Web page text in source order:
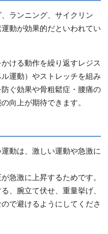
ランニング、サイクリン
動が効果的だといわれてい
ける動作を繰り返すレジス
運動）やストレッチを組み
ぐ効果や骨粗鬆症・腰痛の
向上が期待できます。
動は、激しい運動や急激に
急激に上昇するためです。
、腕立て伏せ、重量挙げ、
で避けるようにしてくださ